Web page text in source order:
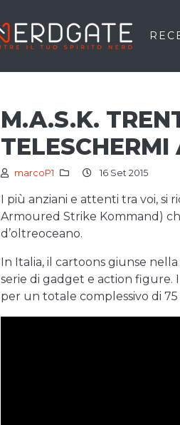
M.A.S.K.
marcoP1 16 Set 2015
I più anziani e attenti tra voi, si
Armoured Strike Kommand)
d’oltreoceano.
In Italia, il cartoons giunse
serie di gadget e action figure.
per un totale complessivo di